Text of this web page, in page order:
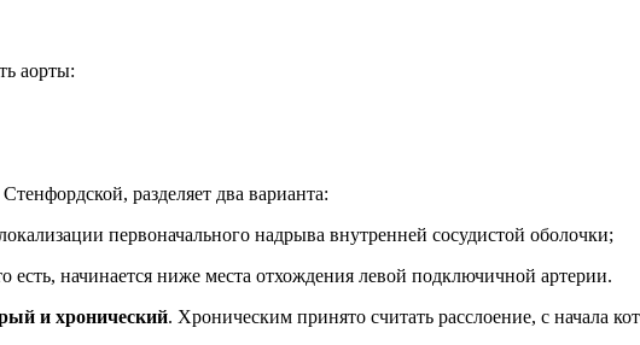
аорты:
разделяет два варианта:
первоначального надрыва внутренней сосудистой оболочки;
есть, начинается ниже места отхождения левой подключичной артерии.
и хронический. Хроническим принято считать расслоение, с начала